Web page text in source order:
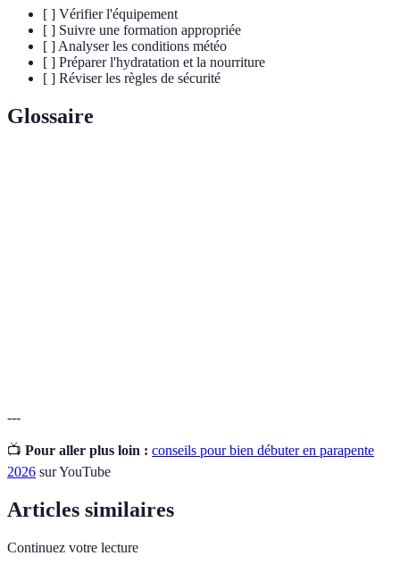
[ ] Vérifier l'équipement
[ ] Suivre une formation appropriée
[ ] Analyser les conditions météo
[ ] Préparer l'hydratation et la nourriture
[ ] Réviser les règles de sécurité
Glossaire
---
📺 Pour aller plus loin : conseils pour bien débuter en parapente
2026 sur YouTube
Articles similaires
Continuez votre lecture